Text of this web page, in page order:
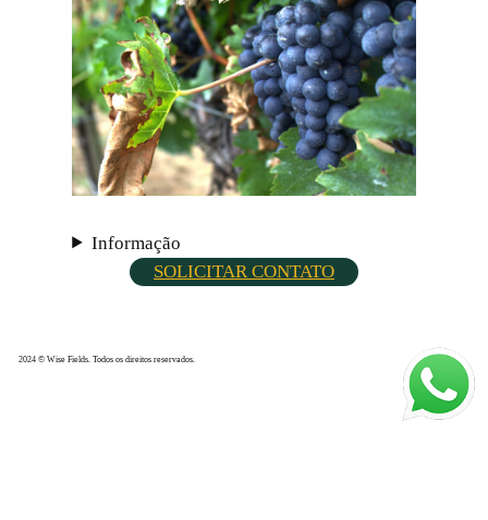
Informação
SOLICITAR CONTATO
2024 © Wise Fields. Todos os direitos reservados.